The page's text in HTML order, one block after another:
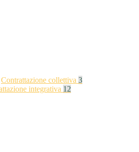
Contrattazione collettiva 3
integrativa 12